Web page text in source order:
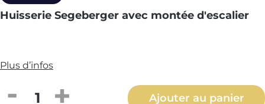
Huisserie Segeberger avec montée d'escalier
Plus d’infos
Quantité de produit : Entrez la
Ajouter au panier